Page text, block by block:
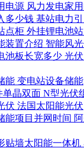
风力发电家
基站电力
外挂锂电池
智能风
光
变电站设备储能
N型光伏
法国太阳能光伏